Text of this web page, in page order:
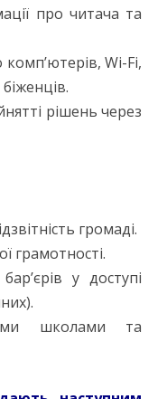
про читача та
Wi-Fi,
біженців.
рішень через
громаді.
грамотності.
у доступі
школами та